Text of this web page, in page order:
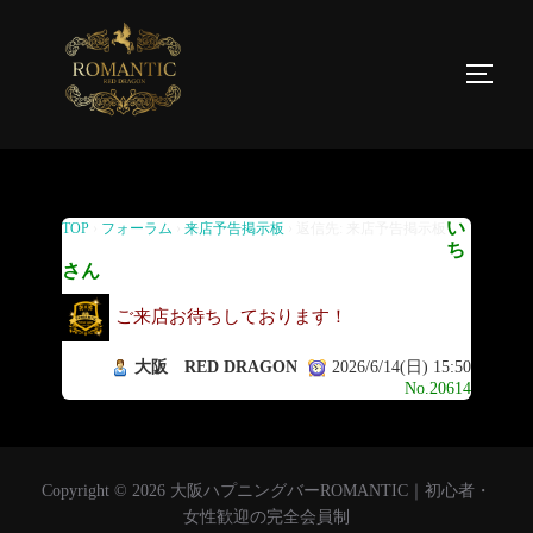
返信先: 来店予告掲示板
TOP フォーラム 来店予告掲示板
い
ち
さん
ご来店お待ちしております！
大阪 RED DRAGON
2026/6/14(日) 15:50
No.20614
Copyright © 2026 大阪ハプニングバーROMANTIC｜初心者・
女性歓迎の完全会員制